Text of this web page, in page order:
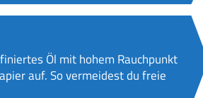
Öl mit hohem Rauchpunkt
auf. So vermeidest du freie